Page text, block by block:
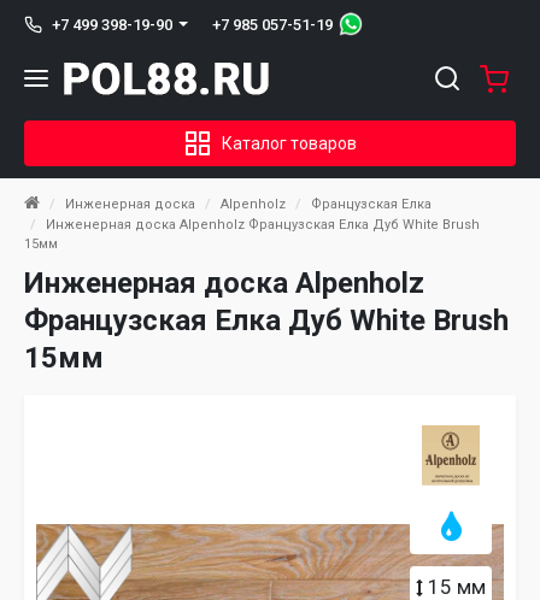
+7 499 398-19-90 +7 985 057-51-19
Каталог товаров
Инженерная доска Alpenholz
Французская Елка
Инженерная доска Alpenholz Французская Елка Дуб White Brush
15мм
Инженерная доска Alpenholz
Французская Елка Дуб White Brush
15мм
15 мм